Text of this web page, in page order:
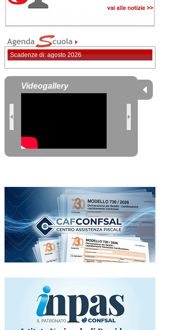
Scadenze di: agosto 2026
Videogallery